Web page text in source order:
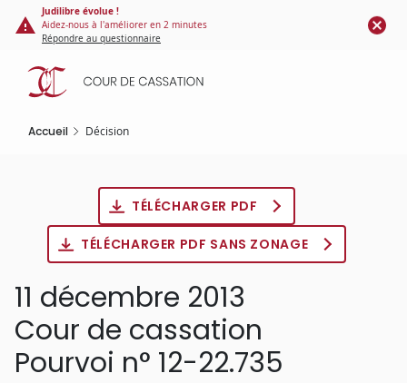
Panneau de gestion des cookies
contenu
principal
Judilibre évolue !
Aidez-nous à l'améliorer en 2 minutes
Répondre au questionnaire
Accueil Décision
TÉLÉCHARGER PDF
TÉLÉCHARGER PDF SANS ZONAGE
11 décembre 2013
Cour de cassation
Pourvoi n° 12-22.735